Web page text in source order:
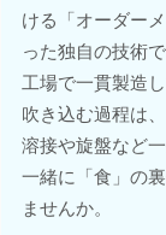
ける「オーダー
った独自の技術
工場で一貫製造
吹き込む過程は
溶接や旋盤など
一緒に「食」の
ませんか。